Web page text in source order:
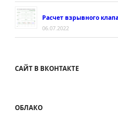
Расчет взрывного
06.07.2022
САЙТ В ВКОНТАКТЕ
ОБЛАКО